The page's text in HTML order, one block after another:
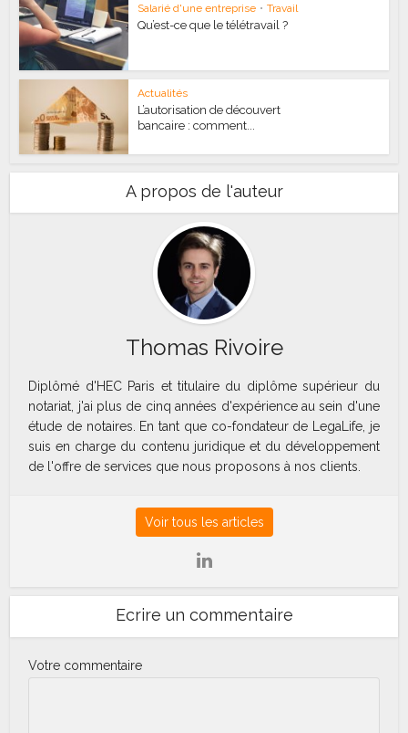
Salarié d'une entreprise • Travail
Qu’est-ce que le télétravail ?
Actualités
L’autorisation de découvert
bancaire : comment...
A propos de l'auteur
Thomas Rivoire
Diplômé d'HEC Paris et titulaire du diplôme supérieur du
notariat, j'ai plus de cinq années d'expérience au sein d'une
étude de notaires. En tant que co-fondateur de LegaLife, je
suis en charge du contenu juridique et du développement
de l'offre de services que nous proposons à nos clients.
Voir tous les articles
Ecrire un commentaire
Votre commentaire